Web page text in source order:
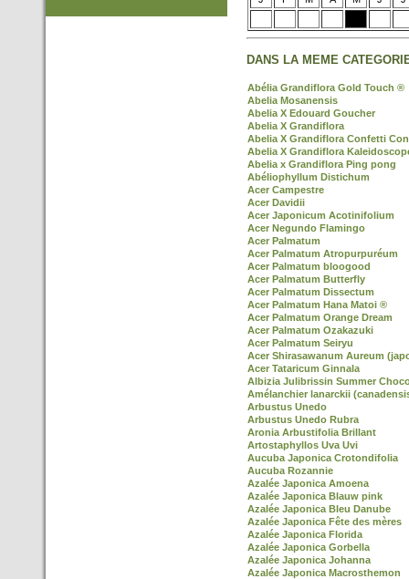
DANS LA MEME
Abélia Grandiflora Gold Touch ®
Abelia Mosanensis
Abelia X Edouard Goucher
Abelia X Grandiflora
Abelia X Grandiflora Confetti
Abelia X Grandiflora
Abelia x Grandiflora Ping pong
Abéliophyllum Distichum
Acer Campestre
Acer Davidii
Acer Japonicum Acotinifolium
Acer Negundo Flamingo
Acer Palmatum
Acer Palmatum Atropurpuréum
Acer Palmatum bloogood
Acer Palmatum Butterfly
Acer Palmatum Dissectum
Acer Palmatum Hana Matoi ®
Acer Palmatum Orange Dream
Acer Palmatum Ozakazuki
Acer Palmatum Seiryu
Acer Shirasawanum Aureum
Acer Tataricum Ginnala
Albizia Julibrissin Summer
Amélanchier lanarckii
Arbustus Unedo
Arbustus Unedo Rubra
Aronia Arbustifolia Brillant
Artostaphyllos Uva Uvi
Aucuba Japonica Crotondifolia
Aucuba Rozannie
Azalée Japonica Amoena
Azalée Japonica Blauw pink
Azalée Japonica Bleu Danube
Azalée Japonica Fête des mères
Azalée Japonica Florida
Azalée Japonica Gorbella
Azalée Japonica Johanna
Azalée Japonica Macrosthemon